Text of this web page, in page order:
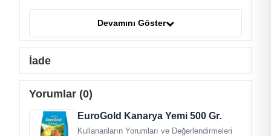
şalgam tohumu,Devamını Göster
İade
Yorumlar (0)
EuroGold Kanarya Yemi 500 Gr.
Kullananların Yorumları ve Değerlendirmeleri